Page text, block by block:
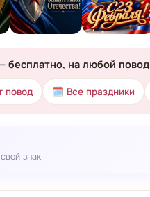
бесплатно, на любой
повод 🗓 Все праздники
знак